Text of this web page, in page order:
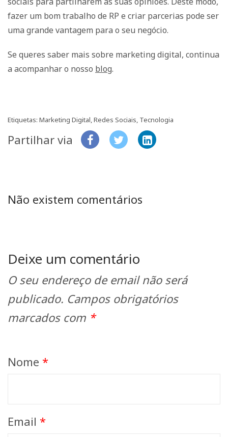
fazer um bom trabalho de RP e criar parcerias pode ser
uma grande vantagem para o seu negócio.
Se queres saber mais sobre marketing digital, continua
a acompanhar o nosso blog.
Etiquetas: Marketing Digital,Redes Sociais, Tecnologia
Partilhar via
Não existem comentários
Deixe um comentário
O seu endereço de email não será
publicado. Campos obrigatórios
marcados com *
Nome *
Email *